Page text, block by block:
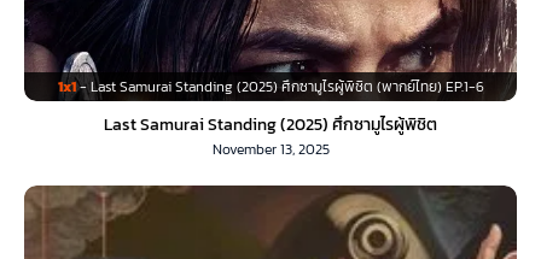
1x1- Last Samurai Standing (2025) ศึกซามูไรผู้พิชิต (พากย์ไทย) EP.1-6
Last Samurai Standing (2025) ศึกซามูไรผู้พิชิต
November 13, 2025